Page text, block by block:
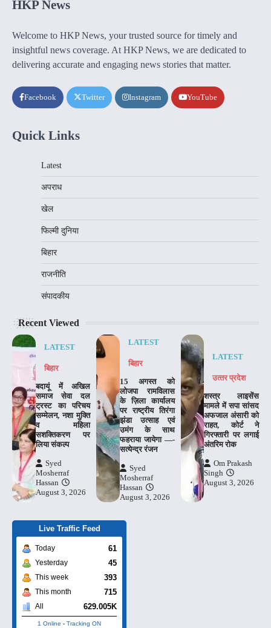
HKP News
Welcome to HKP News, your trusted source for timely and
insightful news coverage. At HKP News, we are dedicated to
delivering accurate and engaging news stories that matter.
Facebook Twitter Instagram YouTube
Quick Links
Latest
अपराध
खेल
फिल्मी दुनिया
बिहार
राजनीति
संपादकीय
Recent Viewed
LATEST
बिहार
बदायूं में अखिल
समाज सेवा दल
ट्रस्ट का परिचय
सम्मेलन, नशा मुक्ति
व महिला
सशक्तिकरण पर
लिया संकल्प
Syed
Mosherraf
Hassan
August 3, 2026
LATEST
बिहार
15 अगस्त को
लोजपा रामविलास
के ज़िला कार्यालय
पर राष्ट्रीय तिरंगा
झंडा उत्साह एवं
उमंग के साथ
फहराया जायेगा —-
सत्येन्द्र रंजन
Syed
Mosherraf
Hassan
August 3, 2026
LATEST
उत्‍तर प्रदेश
शस्त्र लाइसेंस
मामले में सपा सांसद
अफजाल अंसारी को
राहत, कोर्ट ने
गिरफ्तारी पर लगाई
अंतरिम रोक
Om Prakash
Singh
August 3, 2026
Live Traffic Feed
Today 61
Yesterday 45
This week 393
This month 715
All 629.005K
1 Online - Tracking ON